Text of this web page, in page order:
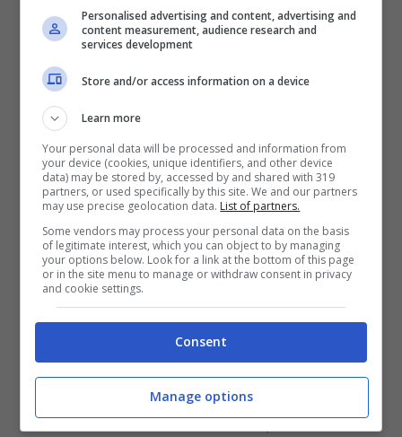
Simone Montedoro – Solonotizie24
L’addio alla serie
Una volta conclusa l’esperienza inDon
, insieme all’incontro con Lia, nipote di
Cecchini,Simone Montedorolascerà
definitivamente la serie come lui stesso ha poi
raccontato in occasione di una passata
Personalised advertising and content, advertising and
content measurement, audience research and
services development
Store and/or access information on a device
Learn more
Your personal data will be processed and information from
your device (cookies, unique identifiers, and other device
data) may be stored by, accessed by and shared with 319
partners, or used specifically by this site. We and our partners
may use precise geolocation data. List of partners.
Some vendors may process your personal data on the basis
of legitimate interest, which you can object to by managing
your options below. Look for a link at the bottom of this page
or in the site menu to manage or withdraw consent in privacy
and cookie settings.
Consent
Manage options